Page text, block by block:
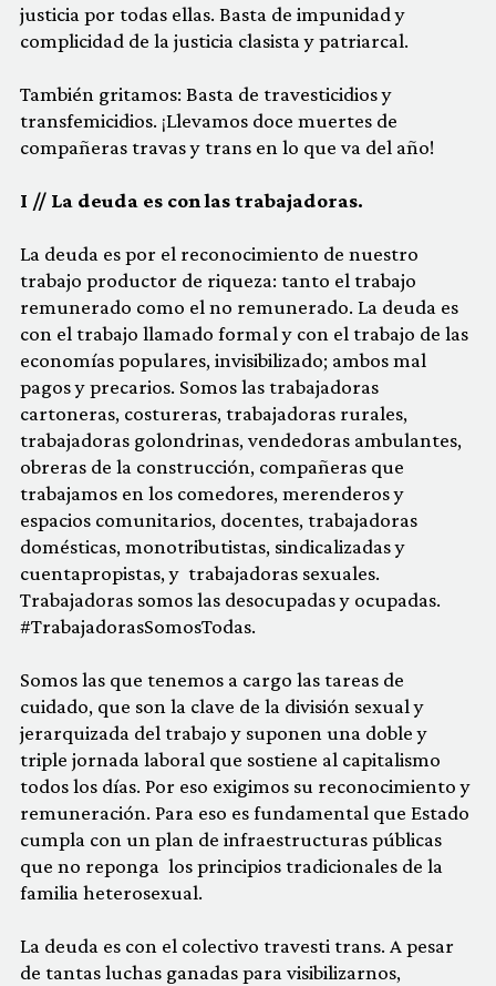
justicia por todas ellas. Basta de impunidad y
complicidad de la justicia clasista y patriarcal.
También gritamos: Basta de travesticidios y
transfemicidios. ¡Llevamos doce muertes de
compañeras travas y trans en lo que va del año!
I // La deuda es con las trabajadoras.
La deuda es por el reconocimiento de nuestro
trabajo productor de riqueza: tanto el trabajo
remunerado como el no remunerado. La deuda es
con el trabajo llamado formal y con el trabajo de las
economías populares, invisibilizado; ambos mal
pagos y precarios. Somos las trabajadoras
cartoneras, costureras, trabajadoras rurales,
trabajadoras golondrinas, vendedoras ambulantes,
obreras de la construcción, compañeras que
trabajamos en los comedores, merenderos y
espacios comunitarios, docentes, trabajadoras
domésticas, monotributistas, sindicalizadas y
cuentapropistas, y trabajadoras sexuales.
Trabajadoras somos las desocupadas y ocupadas.
#TrabajadorasSomosTodas.
Somos las que tenemos a cargo las tareas de
cuidado, que son la clave de la división sexual y
jerarquizada del trabajo y suponen una doble y
triple jornada laboral que sostiene al capitalismo
todos los días. Por eso exigimos su reconocimiento y
remuneración. Para eso es fundamental que Estado
cumpla con un plan de infraestructuras públicas
que no reponga los principios tradicionales de la
familia heterosexual.
La deuda es con el colectivo travesti trans. A pesar
de tantas luchas ganadas para visibilizarnos,